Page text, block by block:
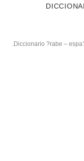
Diccionario ?rabe – espa?ol con m?s de 2.200 entradas para principiantes.